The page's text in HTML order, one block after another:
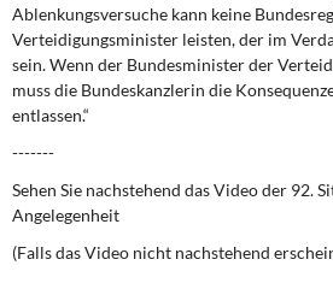
Ablenkungsversuche kann keine
Verteidigungsminister leisten, der im
sein. Wenn der Bundesminister der
muss die Bundeskanzlerin die
entlassen.“
-------
Sehen Sie nachstehend das Video der 92.
Angelegenheit
(Falls das Video nicht nachstehend